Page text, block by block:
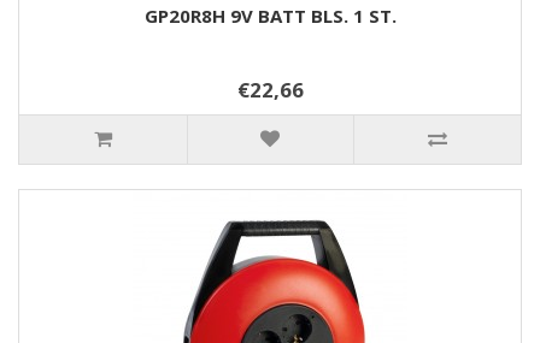
GP20R8H 9V BATT BLS. 1 ST.
€22,66